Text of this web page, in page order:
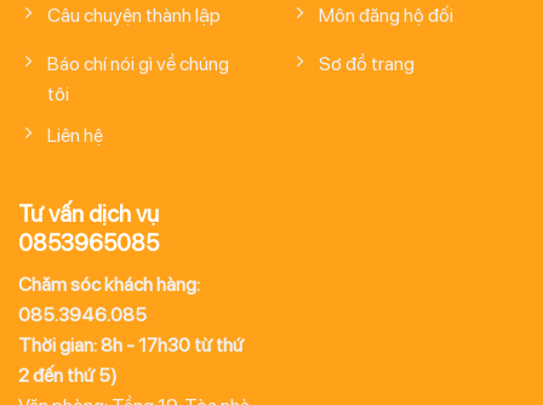
Câu chuyện thành lập
Báo chí nói gì về chúng
tôi
Liên hệ
Môn đăng hộ đối
Sơ đồ trang
Tư vấn dịch vụ
0853965085
Chăm sóc khách hàng:
085.3946.085
Thời gian: 8h - 17h30 từ thứ
2 đến thứ 5)